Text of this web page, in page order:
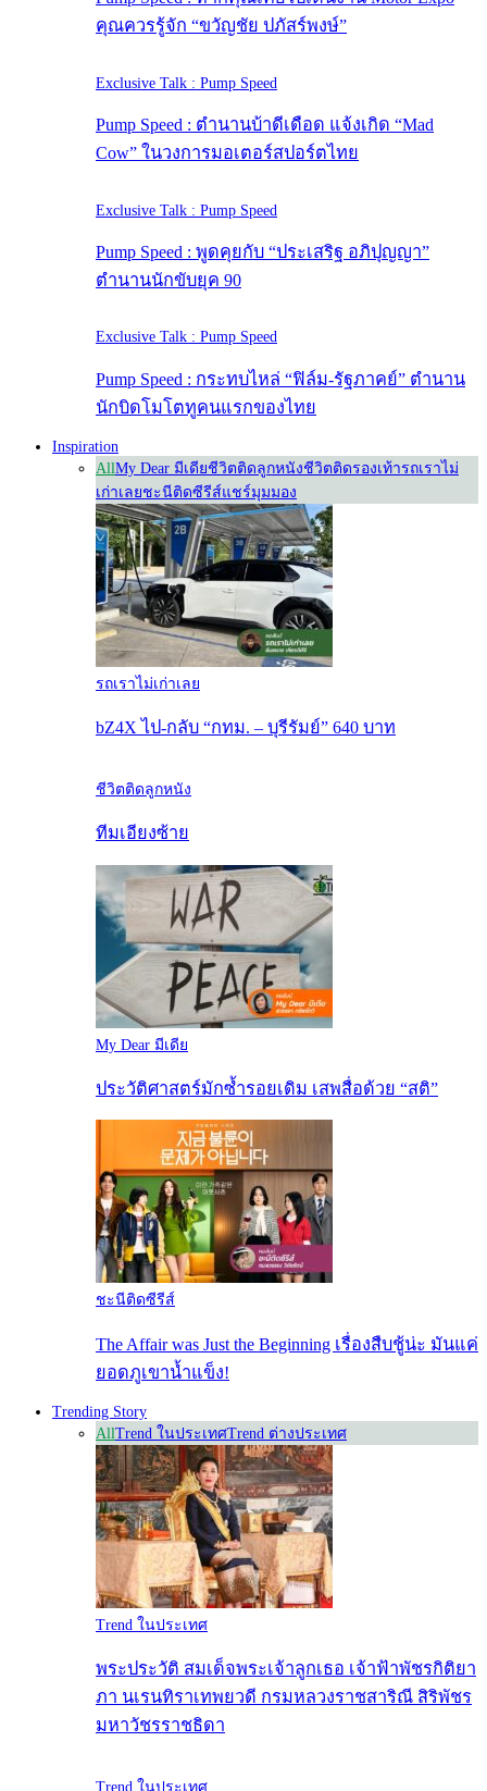
คุณควรรู้จัก “ขวัญชัย ปภัสร์พงษ์”
Exclusive Talk : Pump Speed
Pump Speed : ตำนานบ้าดีเดือด แจ้งเกิด “Mad
Cow” ในวงการมอเตอร์สปอร์ตไทย
Exclusive Talk : Pump Speed
Pump Speed : พูดคุยกับ “ประเสริฐ อภิปุญญา”
ตำนานนักขับยุค 90
Exclusive Talk : Pump Speed
Pump Speed : กระทบไหล่ “ฟิล์ม-รัฐภาคย์” ตำนาน
นักบิดโมโตทูคนแรกของไทย
Inspiration
AllMy Dear มีเดียชีวิตติดลูกหนังชีวิตติดรองเท้ารถเราไม่
เก่าเลยชะนีติดซีรีส์แชร์มุมมอง
รถเราไม่เก่าเลย
bZ4X ไป-กลับ “กทม. – บุรีรัมย์” 640 บาท
ชีวิตติดลูกหนัง
ทีมเอียงซ้าย
My Dear มีเดีย
ประวัติศาสตร์มักซ้ำรอยเดิม เสพสื่อด้วย “สติ”
ชะนีติดซีรีส์
The Affair was Just the Beginning เรื่องสืบชู้น่ะ มันแค่
ยอดภูเขาน้ำแข็ง!
Trending Story
AllTrend ในประเทศTrend ต่างประเทศ
Trend ในประเทศ
พระประวัติ สมเด็จพระเจ้าลูกเธอ เจ้าฟ้าพัชรกิติยา
ภา นเรนทิราเทพยวดี กรมหลวงราชสาริณี สิริพัชร
มหาวัชรราชธิดา
Trend ในประเทศ